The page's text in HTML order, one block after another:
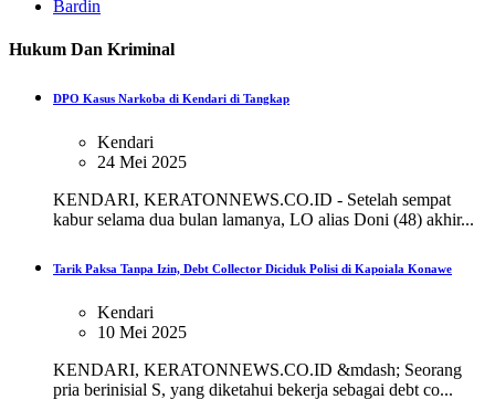
Bardin
Hukum Dan Kriminal
DPO Kasus Narkoba di Kendari di Tangkap
Kendari
24 Mei 2025
KENDARI, KERATONNEWS.CO.ID - Setelah sempat
kabur selama dua bulan lamanya, LO alias Doni (48) akhir...
Tarik Paksa Tanpa Izin, Debt Collector Diciduk Polisi di Kapoiala Konawe
Kendari
10 Mei 2025
KENDARI, KERATONNEWS.CO.ID &mdash; Seorang
pria berinisial S, yang diketahui bekerja sebagai debt co...